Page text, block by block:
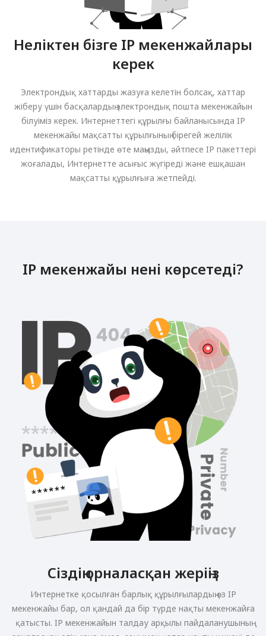
Неліктен бізге IP мекенжайлары
керек
Электрондық хаттарды жазуға келетін болсақ, хаттар
жіберу үшін басқалардың электрондық пошта мекенжайын
білуіміз керек. Интернеттегі құрылғы байланысында IP
мекенжайы мақсатты құрылғының бірегей желілік
идентификаторы ретінде өте маңызды, әйтпесе IP пакеттері
жоғалады, Интернетте асығыс жүгіреді және ешқашан
мақсатты құрылғыға жетпейді.
IP мекенжайы нені көрсетеді?
Сіздің орналасқан жеріңіз
Интернетке қосылған барлық құрылғылардың өз IP
мекенжайы бар, ол қандай да бір түрде нақты мекенжайға
қатысты. IP мекенжайын талдау арқылы пайдаланушының